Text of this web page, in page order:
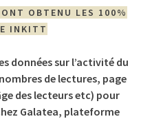
OBTENU LES 100%
INKITT
données sur l’activité du
de lectures, page
des lecteurs etc) pour
Galatea, plateforme